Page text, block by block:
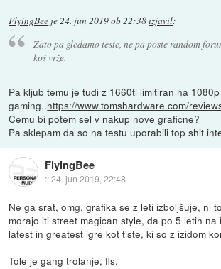
FlyingBee je24. jun 2019 ob 22:38izjavil:
Zato pa gledamo teste, ne pa poste random
koš vrže.
Pa kljub temu je tudi z 1660ti limitiran na
gaming..https://www.tomshardware.com/
Cemu bi potem sel v nakup nove graficne?
Pa sklepam da so na testu uporabili top shit
FlyingBee
::24. jun 2019, 22:48
Ne ga srat, omg, grafika se z leti izboljšuje, ni
morajo iti street magican style, da po 5 letih na
latest in greatest igre kot tiste, ki so z izidom
Tole je gang trolanje, ffs.